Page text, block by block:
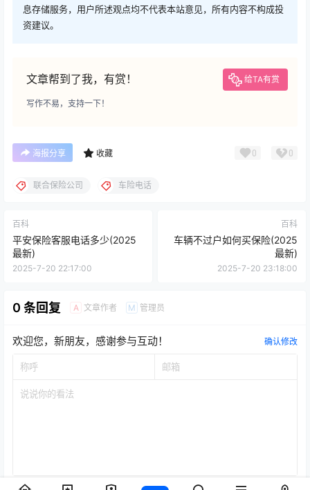
息存储服务，用户所述观点均不代表本站意见，所有内容不构成投
资建议。
文章帮到了我，有赏！ 给TA有赏
写作不易，支持一下！
海报分享 收藏 0 0
联合保险公司 车险电话
百科
平安保险客服电话多少(2025
最新)
2025-7-20 22:17:00
百科
车辆不过户如何买保险(2025
最新)
2025-7-20 23:18:00
0 条回复 A 文章作者 M 管理员
欢迎您，新朋友，感谢参与互动！ 确认修改